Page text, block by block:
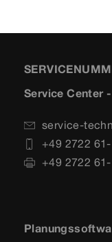
Service Center
service-
+49 2722
+49 2722